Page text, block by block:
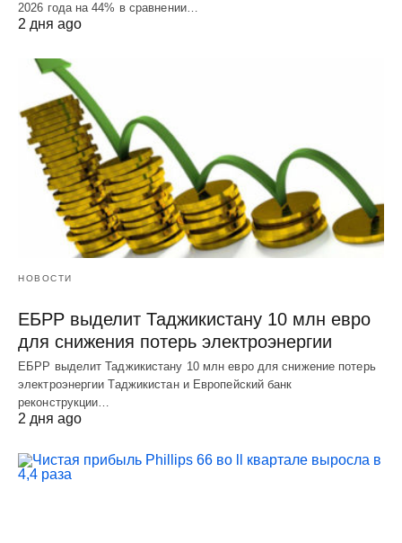
2026 года на 44% в сравнении…
2 дня ago
НОВОСТИ
ЕБРР выделит Таджикистану 10 млн евро
для снижения потерь электроэнергии
ЕБРР выделит Таджикистану 10 млн евро для снижение потерь
электроэнергии Таджикистан и Европейский банк
реконструкции…
2 дня ago